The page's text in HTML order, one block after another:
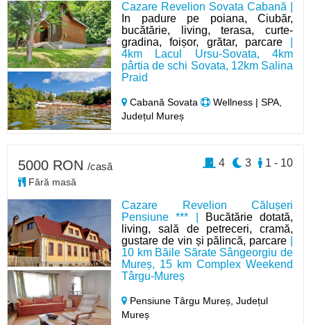
Cazare Revelion Sovata Cabană |
In padure pe poiana, Ciubăr,
bucătărie, living, terasa, curte-
gradina, foișor, grătar, parcare|
4km Lacul Ursu-Sovata, 4km
pârtia de schi Sovata, 12km Salina
Praid
Cabană Sovata
Wellness | SPA,
Județul Mureș
Cazare Revelion Călușeri
Pensiune *** |
Bucătărie dotată,
living, sală de petreceri, cramă,
gustare de vin și pălincă, parcare
10 km Băile Sărate Sângeorgiu de
Mureș, 15 km Complex Weekend
Târgu-Mureș
Pensiune Târgu Mureș,Județul
Mureș
5000 RON /casă
Fără masă
1 - 10
3
4